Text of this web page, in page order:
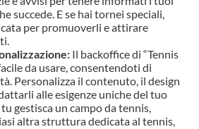
succede. E se hai tornei speciali,
per promuoverli e attirare
Il backoffice di “Tennis
da usare, consentendoti di
Personalizza il contenuto, il design
alle esigenze uniche del tuo
gestisca un campo da tennis,
altra struttura dedicata al tennis,